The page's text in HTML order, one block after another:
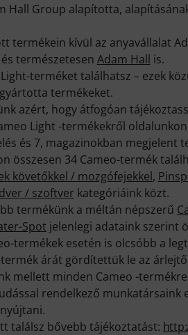
Hall Group alapította,
termékein kívül az anyavállalat
és természetesen Adam Hall is.
terméket találhatsz – ezek
termékeket.
azért, hogy átfogóan
Light -termékekről
és 7, magazinokban
összesen 34 Cameo-termék
követőkkel / mozgófejekkel,
/ szoftver kategóriáink közt.
termékünk a méltán népszerű
Spot jelenlegi adataink szerint
termékek esetén is olcsóbb a
árát gördítettük le az
mellett minden Cameo -
rendelkező
találsz bővebb tájékoztatást: